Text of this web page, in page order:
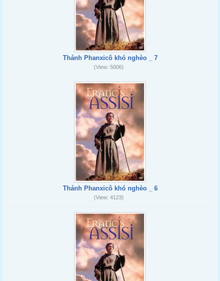
Thánh Phanxicô khó nghèo _ 7
(View: 5006)
Thánh Phanxicô khó nghèo _ 6
(View: 4123)